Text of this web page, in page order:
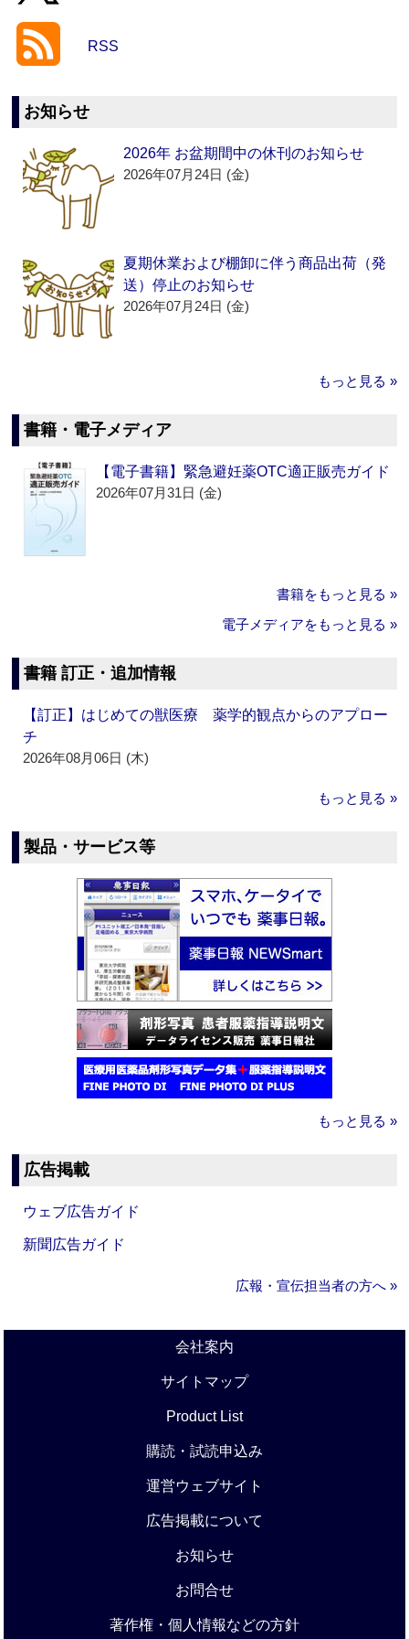
RSS
お知らせ
2026年 お盆期間中の休刊のお知らせ
2026年07月24日 (金)
夏期休業および棚卸に伴う商品出荷（発
送）停止のお知らせ
2026年07月24日 (金)
もっと見る »
書籍・電子メディア
【電子書籍】緊急避妊薬OTC適正販売ガイド
2026年07月31日 (金)
書籍をもっと見る »
電子メディアをもっと見る »
書籍 訂正・追加情報
【訂正】はじめての獣医療 薬学的観点からのアプロー
チ
2026年08月06日 (木)
もっと見る »
製品・サービス等
もっと見る »
広告掲載
ウェブ広告ガイド
新聞広告ガイド
広報・宣伝担当者の方へ »
会社案内
サイトマップ
Product List
購読・試読申込み
運営ウェブサイト
広告掲載について
お知らせ
お問合せ
著作権・個人情報などの方針